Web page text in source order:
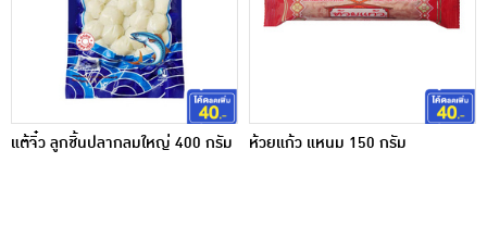
แต้จิ๋ว ลูกชิ้นปลากลมใหญ่ 400 กรัม ห้วยแก้ว แหนม 150 กรัม